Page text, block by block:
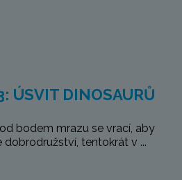
ÚSVIT DINOSAURŮ
bodem mrazu se vrací, aby
dobrodružství, tentokrát v ...